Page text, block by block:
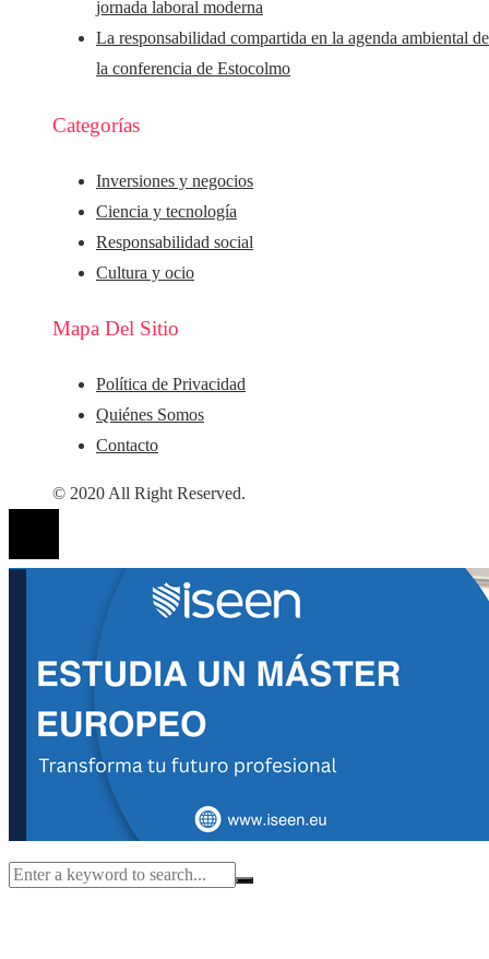
jornada laboral moderna
La responsabilidad compartida en la agenda ambiental
la conferencia de Estocolmo
Categorías
Inversiones y negocios
Ciencia y tecnología
Responsabilidad social
Cultura y ocio
Mapa Del Sitio
Política de Privacidad
Quiénes Somos
Contacto
© 2020 All Right Reserved.